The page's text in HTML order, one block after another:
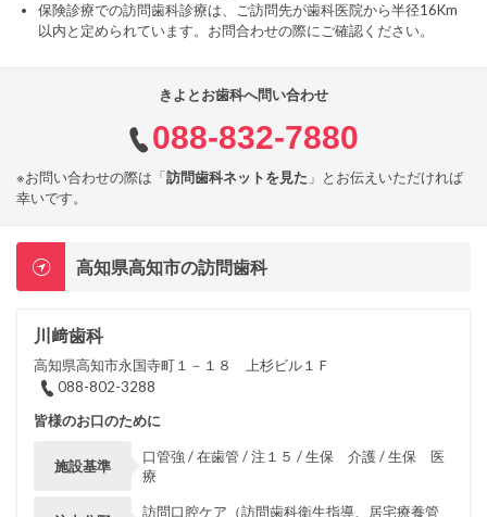
保険診療での訪問歯科診療は、ご訪問先が歯科医院から半径16Km
以内と定められています。お問合わせの際にご確認ください。
きよとお歯科へ問い合わせ
088-832-7880
※お問い合わせの際は「訪問歯科ネットを見た 」とお伝えいただければ
幸いです。
高知県高知市の訪問歯科
川﨑歯科
高知県高知市永国寺町１－１８ 上杉ビル１Ｆ
088-802-3288
皆様のお口のために
施設基準
口管強 / 在歯管 / 注１５ / 生保 介護 / 生保 医
療
訪問口腔ケア（訪問歯科衛生指導、居宅療養管